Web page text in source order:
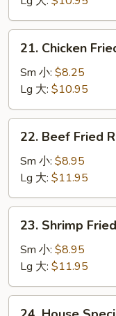
Rice
叉
Chicken
Fried
Rice
鸡
炒
21. Chicken
Sm 小: $8.25
Lg 大: $10.95
Beef
Fried
Rice
牛
肉
22. Beef Fried
Sm 小: $8.95
Lg 大: $11.95
Shrimp
Fried
Rice
虾
炒
23. Shrimp
Sm 小: $8.95
Lg 大: $11.95